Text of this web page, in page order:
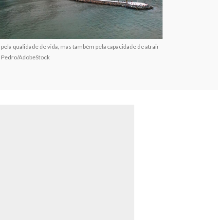
qualidade de vida, mas também pela capacidade de atrair
AdobeStock